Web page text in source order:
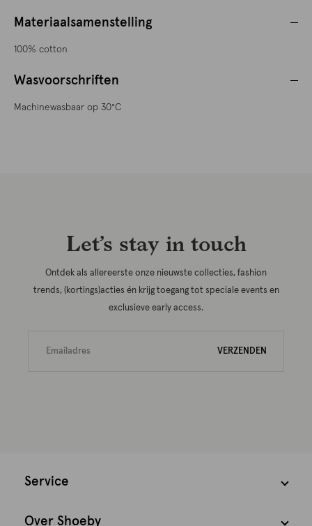
Materiaalsamenstelling
100% cotton
Wasvoorschriften
Machinewasbaar op 30°C
Let’s stay in touch
Ontdek als allereerste onze nieuwste collecties, fashion
trends, (kortings)acties én krijg toegang tot speciale events en
exclusieve early access.
VERZENDEN
Service
Over Shoeby